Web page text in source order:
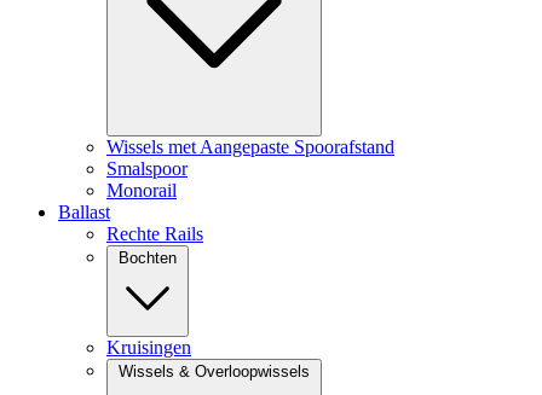
Wissels met Aangepaste Spoorafstand
Smalspoor
Monorail
Ballast
Rechte Rails
Bochten
Kruisingen
Wissels & Overloopwissels